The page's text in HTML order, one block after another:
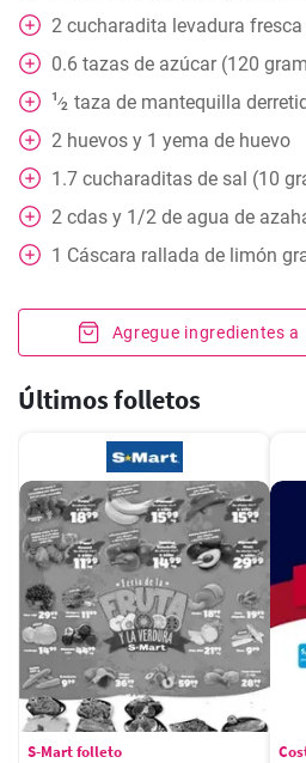
2 cucharadita levadura fresca
0.6 tazas de azúcar (120
1⁄2 taza de mantequilla
2 huevos y 1 yema de huevo
1.7 cucharaditas de sal (10
2 cdas y 1/2 de agua de
1 Cáscara rallada de limón
Agregue ingredientes
Últimos folletos
S-Mart folleto